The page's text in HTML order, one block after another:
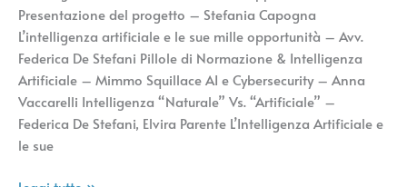
Presentazione del progetto – Stefania Capogna
L’intelligenza artificiale e le sue mille opportunità – Avv.
Federica De Stefani Pillole di Normazione & Intelligenza
Artificiale – Mimmo Squillace AI e Cybersecurity – Anna
Vaccarelli Intelligenza “Naturale” Vs. “Artificiale” –
Federica De Stefani, Elvira Parente L’Intelligenza Artificiale e
le sue